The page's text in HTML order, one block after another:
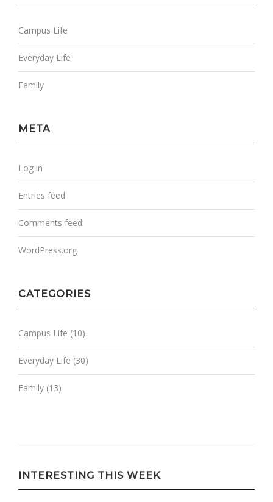
Campus Life
Everyday Life
Family
META
Log in
Entries feed
Comments feed
WordPress.org
CATEGORIES
Campus Life (10)
Everyday Life (30)
Family (13)
INTERESTING THIS WEEK